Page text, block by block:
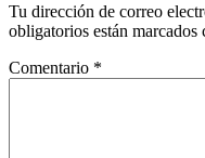
Tu dirección de correo
obligatorios están marcados
Comentario *